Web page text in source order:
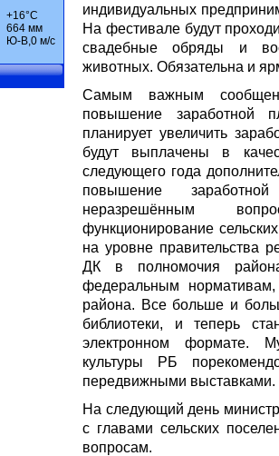
индивидуальных
На фестивале будут
свадебные обряды и
животных. Обязательна и
Самым важным
повышение заработной
планирует увеличить
будут выплачены в
следующего года
повышение
неразрешённым
функционирование
на уровне правительства
ДК в полномочия
федеральным
района. Все больше и
библиотеки, и теперь
электронном формате.
культуры РБ
передвижными выставками.
На следующий день
с главами сельских
вопросам.